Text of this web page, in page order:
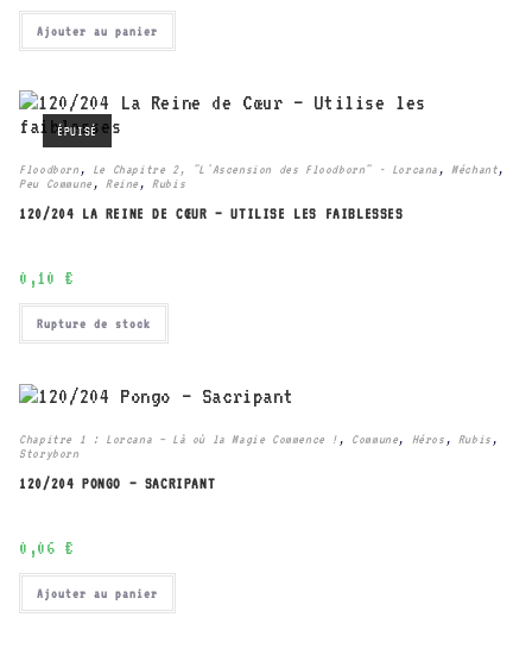
Ajouter au panier
ÉPUISÉ
Floodborn , Le Chapitre 2, "L'Ascension des Floodborn" - Lorcana , Méchant,
Peu Commune , Reine , Rubis
120/204 LA REINE DE CŒUR – UTILISE LES FAIBLESSES
0,10 €
Rupture de stock
Chapitre 1 : Lorcana – Là où la Magie Commence ! , Commune, Héros , Rubis ,
Storyborn
120/204 PONGO – SACRIPANT
0,06 €
Ajouter au panier